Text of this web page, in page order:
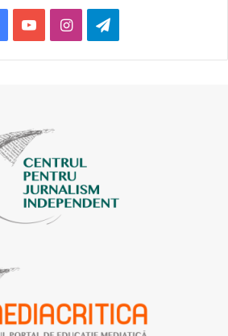
YouTubeInstagramTelegram